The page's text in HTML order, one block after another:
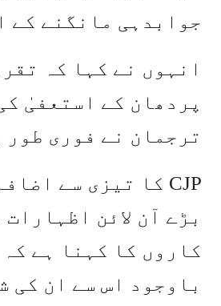
جوابدہی مانگنے کے
پردھان کے استعفیٰ
ترجمان نے فوری
بڑے آن لائن
کاروں کا کہنا ہے
باوجود اس سے ان کی